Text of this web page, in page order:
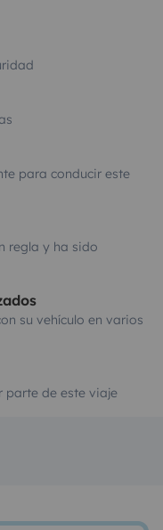
para conducir este
regla y ha sido
su vehículo en varios
parte de este viaje